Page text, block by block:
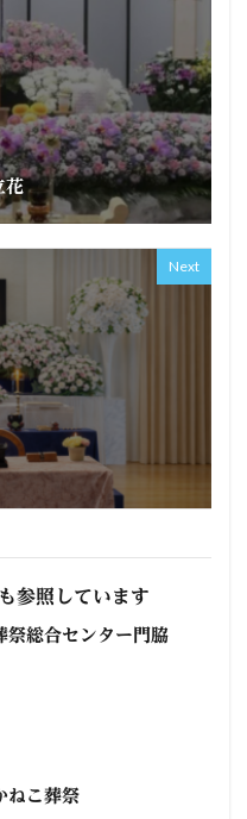
花
Next
参照しています
祭総合センター門脇
ねこ葬祭